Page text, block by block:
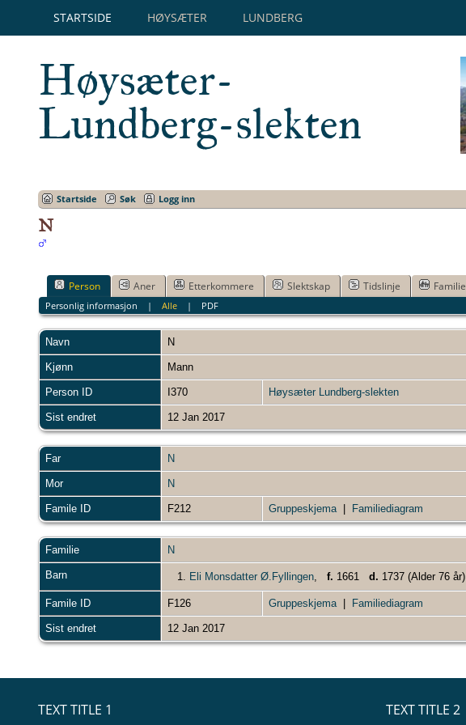
STARTSIDE HØYSÆTER LUNDBERG
Høysæter-
Lundberg-slekten
Startside Søk Logg inn
N
Person Aner Etterkommere Slektskap Tidslinje Familie
Personlig informasjon | Alle| PDF
Navn N
Kjønn Mann
Person ID I370 Høysæter Lundberg-slekten
Sist endret 12 Jan 2017
Far N
Mor N
Famile ID F212 Gruppeskjema| Familiediagram
Familie N
Barn 1. Eli Monsdatter Ø.Fyllingen, f. 1661 d. 1737 (Alder 76 år)
Famile ID F126 Gruppeskjema| Familiediagram
Sist endret 12 Jan 2017
TEXT TITLE 1 TEXT TITLE 2